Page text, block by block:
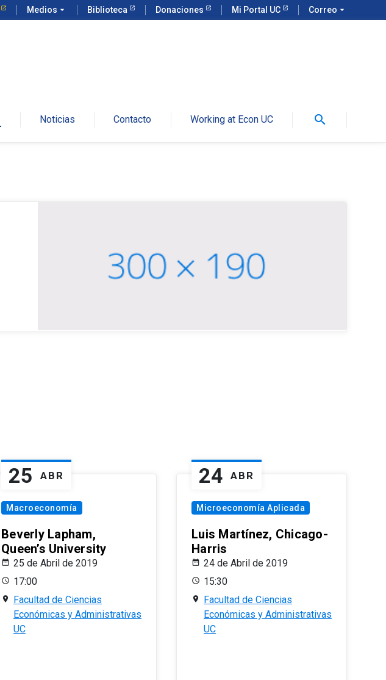
Medios arrow_drop_down Biblioteca Donaciones Mi Portal UC Correo arrow_drop_down
Noticias Contacto Working at Econ UC search
25 ABR
Macroeconomía
Beverly Lapham,
Queen’s University
25 de Abril de 2019
17:00
Facultad de Ciencias
Económicas y Administrativas
UC
24 ABR
Microeconomía Aplicada
Luis Martínez, Chicago-
Harris
24 de Abril de 2019
15:30
Facultad de Ciencias
Económicas y Administrativas
UC